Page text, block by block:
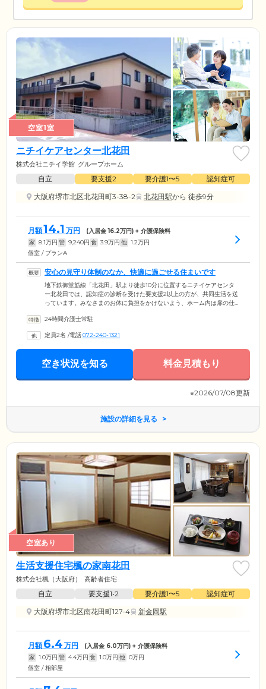
空室1室
ニチイケアセンター北花田
株式会社ニチイ学館 グループホーム
自立 要支援2 要介護1〜5
認知症可
大阪府堺市北区北花田町3-38-2
北花田駅から 徒歩9分
月額14.1 万円 (入居金16.2万円) + 介護保険料
家 8.1万円 管 9,240円 食 3.9万円 他 1.2万円
個室 / プランA
安心の見守り体制のなか、快適に過ごせる住まいです
地下鉄御堂筋線「北花田」駅より徒歩10分に位置するニチイケアセンタ
ー北花田では、認知症の診断を受けた要支援2以上の方が、共同生活を送
っています。みなさまのお体に負担をかけないよう、ホーム内は扉の仕
とりでくつろげる、個室をご用意しました。お食事は栄養バランスを考
みなさまが自然と集う憩いの場です。趣味やおしゃべりなど、心豊かな
時間をお過ごしください。お天気のよい日には、テラスでお茶やガーデ
となっています。
24時間介護士常駐
定員2名 /電話072-240-1321
空き状況を知る 料金見積もり
※2026/07/08更新
施設の詳細を見る
空室あり
生活支援住宅楓の家南花田
株式会社楓（大阪府） 高齢者住宅
自立 要支援1•2 要介護1〜5
認知症可
大阪府堺市北区南花田町127-4
新金岡駅
月額 6.4 万円 (入居金 6.0万円) + 介護保険料
家 1.0万円 管 4.4万円 食 1.0万円 他 0万円
個室 / 相部屋